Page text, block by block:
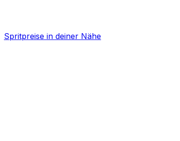
Spritpreise in deiner Nähe